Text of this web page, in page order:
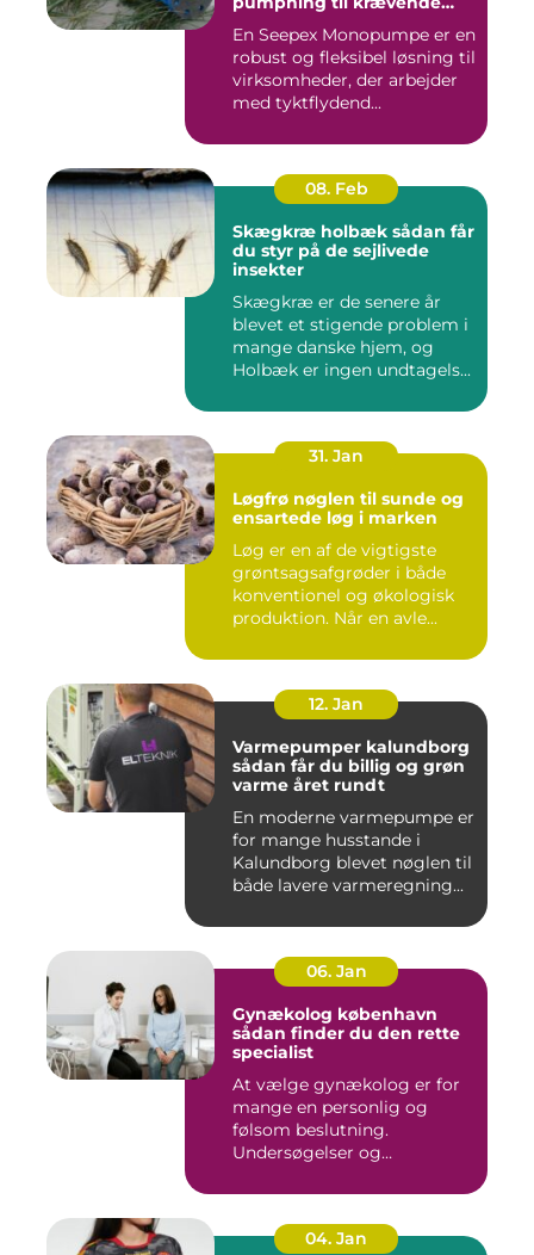
En Seepex Monopumpe er en
robust og fleksibel løsning til
virksomheder, der arbejder
med tyktflydend...
08. Feb
Skægkræ holbæk sådan får
du styr på de sejlivede
insekter
Skægkræ er de senere år
blevet et stigende problem i
mange danske hjem, og
Holbæk er ingen undtagels...
31. Jan
Løgfrø nøglen til sunde og
ensartede løg i marken
Løg er en af de vigtigste
grøntsagsafgrøder i både
konventionel og økologisk
produktion. Når en avle...
12. Jan
Varmepumper kalundborg
sådan får du billig og grøn
varme året rundt
En moderne varmepumpe er
for mange husstande i
Kalundborg blevet nøglen til
både lavere varmeregning...
06. Jan
Gynækolog københavn
sådan finder du den rette
specialist
At vælge gynækolog er for
mange en personlig og
følsom beslutning.
Undersøgelser og
04. Jan